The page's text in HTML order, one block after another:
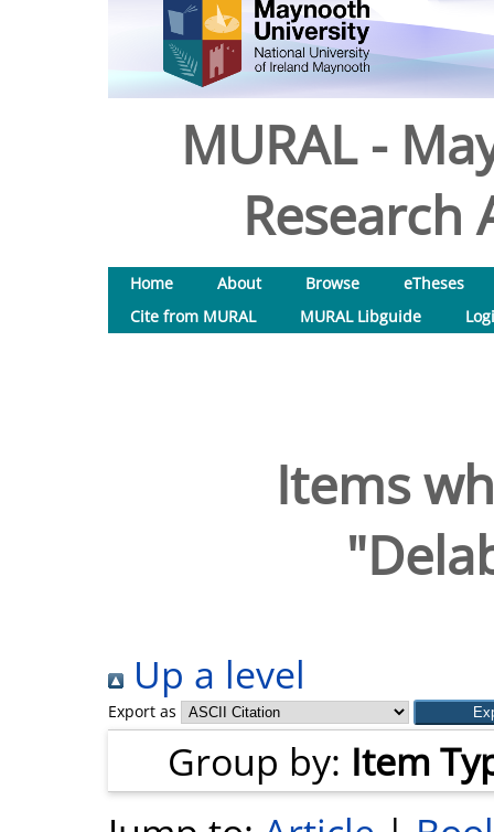
MURAL -
Research
Home About Browse
eTheses
Cite from MURAL
MURAL Libguide
Items
"
Up a level
Export as
Group by: Item